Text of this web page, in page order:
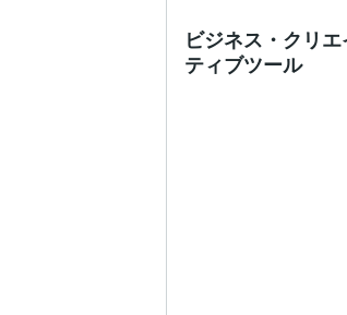
お客様の安心が、私
そのために、以下
「頼みたいのに返
一般論ではなく、
ビジネス・クリエ
ティブツール